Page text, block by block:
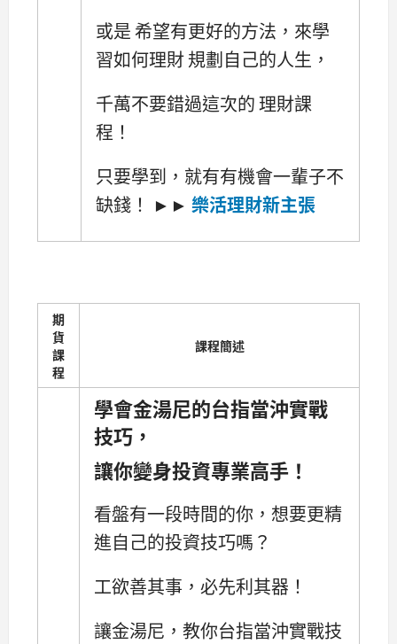
或是 希望有更好的方法，來學
習如何理財 規劃自己的人生，
千萬不要錯過這次的 理財課
程！
只要學到，就有有機會一輩子不
缺錢！ ►► 樂活理財新主張
期
貨
課
程
課程簡述
學會金湯尼的台指當沖實戰
技巧，
讓你變身投資專業高手！
看盤有一段時間的你，想要更精
進自己的投資技巧嗎？
工欲善其事，必先利其器！
讓金湯尼，教你台指當沖實戰技